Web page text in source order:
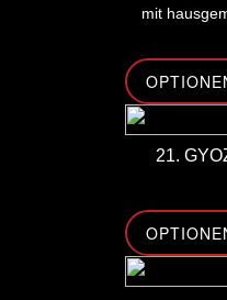
mit
21.